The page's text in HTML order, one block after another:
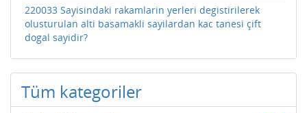
220033 Sayisindaki rakamlarin yerleri degistirilerek
olusturulan alti basamakli sayilardan kac tanesi çift
dogal sayidir?
Tüm kategoriler